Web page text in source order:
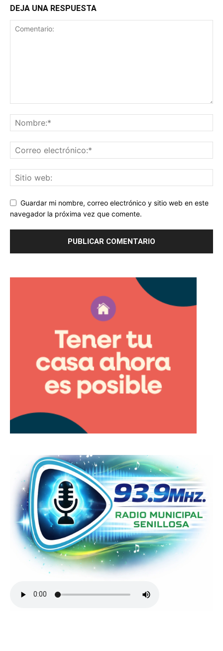
DEJA UNA RESPUESTA
Guardar mi nombre, correo electrónico y sitio web en este
navegador la próxima vez que comente.